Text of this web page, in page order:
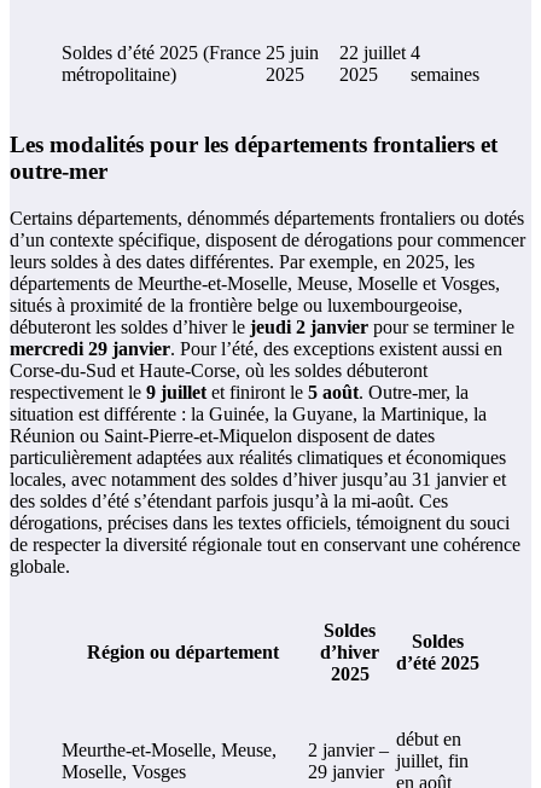
Soldes d’été 2025 (France
métropolitaine)
25 juin
2025
22 juillet
2025
4
semaines
Les modalités pour les départements frontaliers et
outre-mer
Certains départements, dénommés départements frontaliers ou dotés
d’un contexte spécifique, disposent de dérogations pour commencer
leurs soldes à des dates différentes. Par exemple, en 2025, les
départements de Meurthe-et-Moselle, Meuse, Moselle et Vosges,
situés à proximité de la frontière belge ou luxembourgeoise,
débuteront les soldes d’hiver le jeudi 2 janvier pour se terminer le
mercredi 29 janvier. Pour l’été, des exceptions existent aussi en
Corse-du-Sud et Haute-Corse, où les soldes débuteront
respectivement le 9 juillet et finiront le 5 août. Outre-mer, la
situation est différente : la Guinée, la Guyane, la Martinique, la
Réunion ou Saint-Pierre-et-Miquelon disposent de dates
particulièrement adaptées aux réalités climatiques et économiques
locales, avec notamment des soldes d’hiver jusqu’au 31 janvier et
des soldes d’été s’étendant parfois jusqu’à la mi-août. Ces
dérogations, précises dans les textes officiels, témoignent du souci
de respecter la diversité régionale tout en conservant une cohérence
globale.
Région ou département
Soldes
d’hiver
2025
Soldes
d’été 2025
Meurthe-et-Moselle, Meuse,
Moselle, Vosges
2 janvier –
29 janvier
début en
juillet, fin
en août